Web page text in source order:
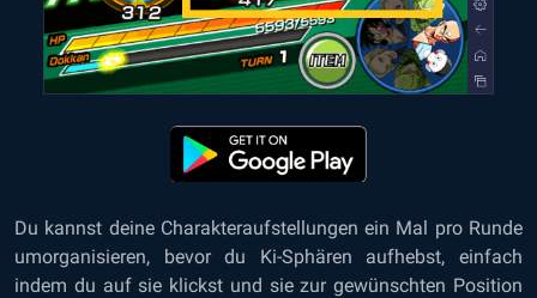
Du kannst deine Charakteraufstellungen ein Mal pro Runde
umorganisieren, bevor du Ki-Sphären aufhebst, einfach
indem du auf sie klickst und sie zur gewünschten Position